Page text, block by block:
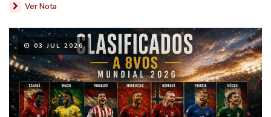
Ver Nota
03 JUL 2026